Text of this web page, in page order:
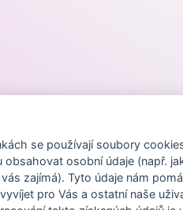
se používají soubory
osobní údaje (např.
zajímá). Tyto údaje nám
pro Vás a ostatní naše